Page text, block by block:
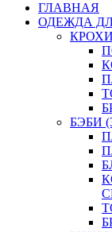
ГЛАВНАЯ
ОДЕЖДА
КРОХИ
БЭБИ